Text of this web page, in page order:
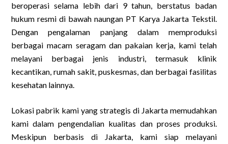
beroperasi selama lebih dari 9 tahun, berstatus badan
hukum resmi di bawah naungan PT Karya Jakarta Tekstil.
Dengan pengalaman panjang dalam memproduksi
berbagai macam seragam dan pakaian kerja, kami telah
melayani berbagai jenis industri, termasuk klinik
kecantikan, rumah sakit, puskesmas, dan berbagai fasilitas
kesehatan lainnya.
Lokasi pabrik kami yang strategis di Jakarta memudahkan
kami dalam pengendalian kualitas dan proses produksi.
Meskipun berbasis di Jakarta, kami siap melayani